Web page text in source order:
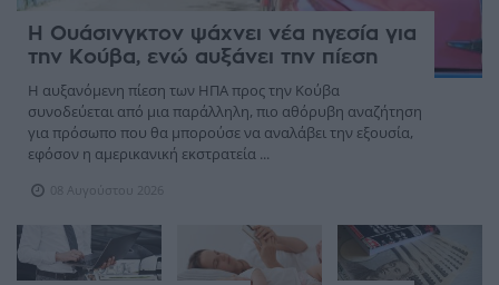
Η Ουάσινγκτον ψάχνει νέα ηγεσία για
την Κούβα, ενώ αυξάνει την πίεση
Η αυξανόμενη πίεση των ΗΠΑ προς την Κούβα
συνοδεύεται από μια παράλληλη, πιο αθόρυβη αναζήτηση
για πρόσωπο που θα μπορούσε να αναλάβει την εξουσία,
εφόσον η αμερικανική εκστρατεία ...
08 Αυγούστου 2026